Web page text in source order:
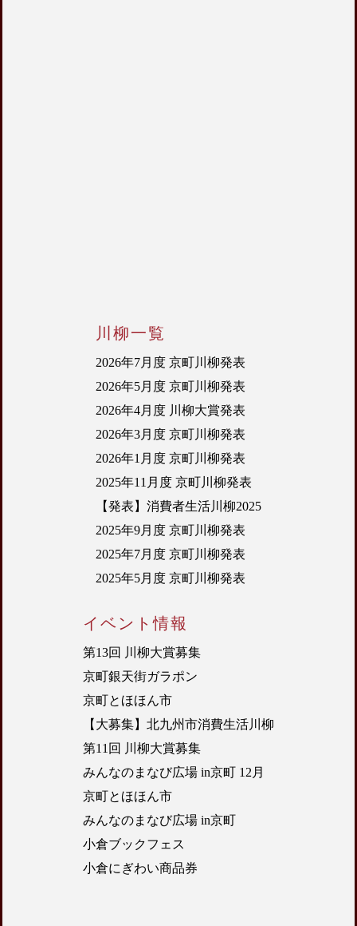
イベント情報
第13回 川柳大賞募集
京町銀天街ガラポン
京町とほほん市
【大募集】北九州市消費生活川柳
第11回 川柳大賞募集
みんなのまなび広場 in京町 12月
京町とほほん市
みんなのまなび広場 in京町
小倉ブックフェス
小倉にぎわい商品券
川柳一覧
2026年7月度 京町川柳発表
2026年5月度 京町川柳発表
2026年4月度 川柳大賞発表
2026年3月度 京町川柳発表
2026年1月度 京町川柳発表
2025年11月度 京町川柳発表
【発表】消費者生活川柳2025
2025年9月度 京町川柳発表
2025年7月度 京町川柳発表
2025年5月度 京町川柳発表